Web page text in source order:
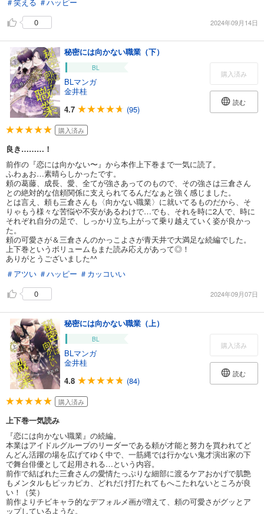
0
2024年09月14日
秘密には向かない職業（下）
BL
BLマンガ
金井桂
4.7
(95)
購入済み
読む
購入済み
良き………！
前作の『恋には向かない〜』から本作上下巻まで一気に読了。
ふわぁお…素晴らしかったです。
頼の葛藤、成長、愛、全てが強さあってのもので、その強さは三倉さん
との絶対的な信頼関係に支えられてるんだなぁと強く感じました。
とは言え、頼も三倉さんも〈向かない職業〉に就いてるものだから、そ
りゃもう様々な苦悩や不安があるわけで…でも、それを時に2人で、時に
それぞれ自分の足で、しっかり立ち上がって乗り越えていく姿が良かっ
た。
頼の可愛さが＆三倉さんのかっこよさが青天井で大満足な続編でした。
上下巻というボリュームもまた読み応えがあって◎！
ありがとうございました^^
＃アツい ＃ハッピー ＃カッコいい
0
2024年09月07日
秘密には向かない職業（上）
BL
BLマンガ
金井桂
4.8
(84)
購入済み
読む
購入済み
上下巻一気読み
『恋には向かない職業』の続編。
本業はアイドルグループのリーダーである頼が才能と努力を買われてど
んどん活躍の場を広げてゆく中で、一筋縄では行かない鬼才演出家の下
で舞台俳優として起用される…という内容。
前作で結ばれた三倉さんの愛情たっぷりな細部に渡るケアおかげで肌艶
もメンタルもピッカピカ、どれだけ打たれてもへこたれないところが良
い！（笑）
前作よりチビキャラ的なデフォルメ画が増えて、頼の可愛さがグッとア
ップしているような。